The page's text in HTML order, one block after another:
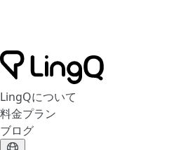
LingQについて
料金プラン
ブログ